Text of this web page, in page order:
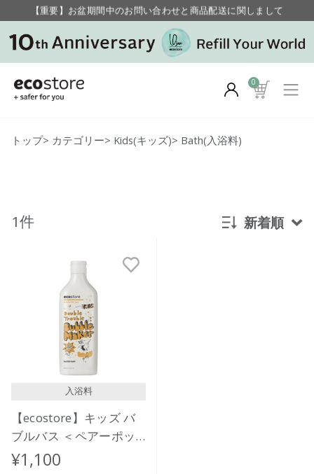
【重要】お盆期間中のお問い合わせと商品配送に関しまして
毎月お得にポイントが貯まる！ “月のポイントアップデー”
0
トップ> カテゴリー> Kids(キッズ)> Bath(入浴料)
1件 新着順
入浴料
【ecostore】キッズ バ
ブルバス ＜ペアーポッ
プ＞ 400mL
¥1,100